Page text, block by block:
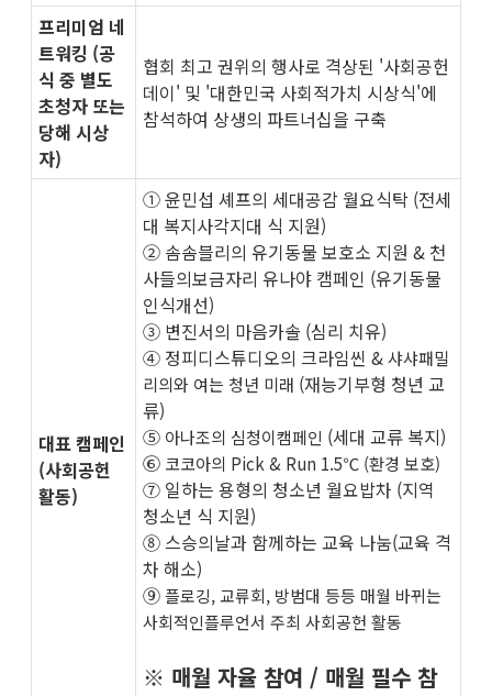
프리미엄 네
트워킹 (공
식 중 별도
초청자 또는
당해 시상
자)
협회 최고 권위의 행사로 격상된 '사회공헌
데이' 및 '대한민국 사회적가치 시상식'에
참석하여 상생의 파트너십을 구축
대표 캠페인
(사회공헌
활동)
① 윤민섭 셰프의 세대공감 월요식탁 (전세
대 복지사각지대 식 지원)
​② 솜솜블리의 유기동물 보호소 지원 & 천
사들의보금자리 유나야 캠페인 (유기동물
인식개선)
​③ 변진서의 마음카솔 (심리 치유)
​④ 정피디스튜디오의 크라임씬 &샤샤패밀
리의와 여는 청년 미래 (재능기부형 청년 교
류)
​⑤ 아나조의 심청이캠페인 (세대 교류 복지)
​⑥ 코코아의 Pick & Run 1.5℃ (환경 보호)
​⑦ 일하는 용형의 청소년 월요밥차 (지역
청소년 식 지원)
​⑧ 스승의날과 함께하는 교육 나눔(교육 격
차 해소)
​⑨플로깅, 교류회, 방범대 등등 매월 바뀌는
사회적인플루언서 주최 사회공헌 활동
※ 매월 자율 참여 / 매월 필수 참